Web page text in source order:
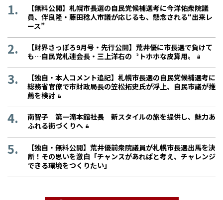
【無料公開】札幌市長選の自民党候補選考に今洋佑衆院議
員、伴良隆・藤田稔人市議が応じるも、懸念される“出来レ
ース”
【財界さっぽろ9月号・先行公開】荒井優に市長選で負けて
も…自民党札連会長・三上洋右の〝トホホな皮算用〟
【独自・本人コメント追記】札幌市長選の自民党候補選考に
総務省官僚で市財政局長の笠松拓史氏が浮上、自民市議が推
薦を検討
南智子 第一滝本館社長 新スタイルの旅を提供し、魅力あ
ふれる街づくりへ
【独自・無料公開】荒井優前衆院議員が札幌市長選出馬を決
断！その思いを激白「チャンスがあればと考え、チャレンジ
できる環境をつくりたい」